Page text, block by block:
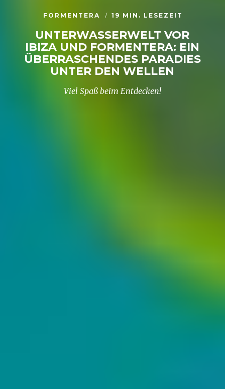
FORMENTERA 19 MIN. LESEZEIT
UNTERWASSERWELT VOR
IBIZA UND FORMENTERA: EIN
ÜBERRASCHENDES PARADIES
UNTER DEN WELLEN
Viel Spaß beim Entdecken!